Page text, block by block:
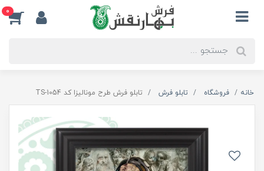
0
خانه فروشگاه تابلو فرش تابلو فرش طرح مونالیزا کد TS-1054